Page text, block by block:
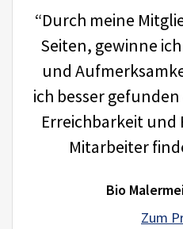
“Durch meine
Seiten, gewinne
und
ich besser
Erreichbarkeit
Mitarbeiter
Bio
Zum